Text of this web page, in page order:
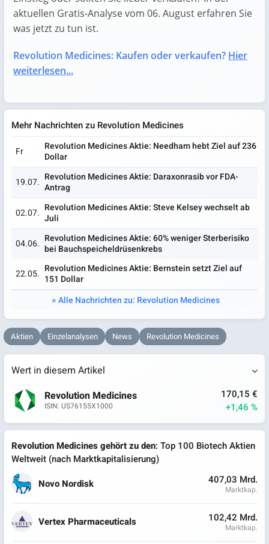
aktuellen Gratis-Analyse vom 06. August erfahren Sie
was jetzt zu tun ist.
Revolution Medicines: Kaufen oder verkaufen? Hier
weiterlesen...
Mehr Nachrichten zu Revolution Medicines
Fr
Revolution Medicines Aktie: Needham hebt Ziel auf 236
Dollar
19.07. Revolution Medicines Aktie: Daraxonrasib vor FDA-
Antrag
02.07. Revolution Medicines Aktie: Steve Kelsey wechselt ab
Juli
04.06. Revolution Medicines Aktie: 60% weniger Sterberisiko
bei Bauchspeicheldrüsenkrebs
22.05. Revolution Medicines Aktie: Bernstein setzt Ziel auf
151 Dollar
Alle Nachrichten zu: Revolution Medicines
Aktien Einzelanalysen News Revolution Medicines
Wert in diesem Artikel
Revolution Medicines
ISIN: US76155X1000
170,15 €
+1,46 %
Revolution Medicines gehört zu den: Top 100 Biotech Aktien
Weltweit (nach Marktkapitalisierung)
Novo Nordisk
407,03 Mrd.
Marktkap.
Vertex Pharmaceuticals 102,42 Mrd.
Marktkap.